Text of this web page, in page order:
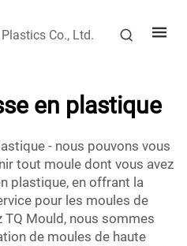
en plastique
- nous pouvons vous
tout moule dont vous avez
plastique, en offrant la
pour les moules de
TQ Mould, nous sommes
de moules de haute